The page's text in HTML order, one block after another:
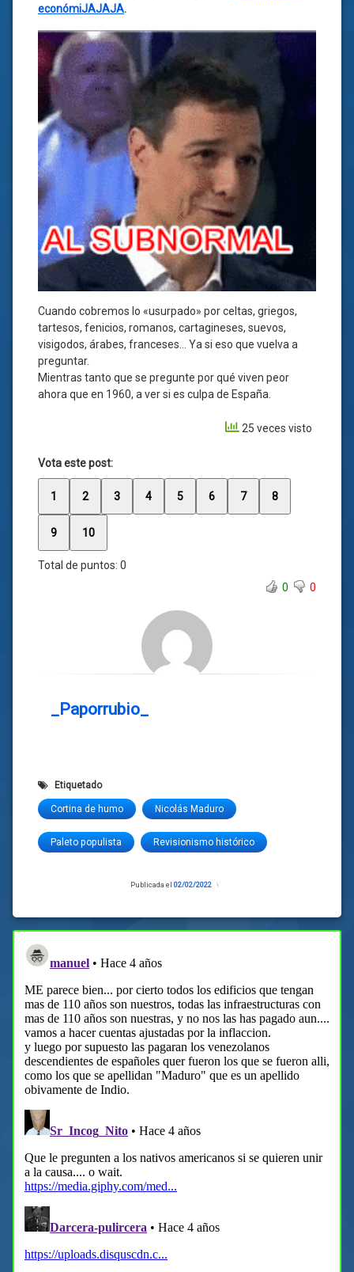
económiJAJAJA.
Cuando cobremos lo «usurpado» por celtas, griegos,
tartesos, fenicios, romanos, cartagineses, suevos,
visigodos, árabes, franceses… Ya si eso que vuelva a
preguntar.
Mientras tanto que se pregunte por qué viven peor
ahora que en 1960, a ver si es culpa de España.
25 veces visto
Vota este post:
1 2 3 4 5 6 7 8
9 10
Total de puntos: 0
0
0
_Paporrubio_
Etiquetado
Cortina de humo Nicolás Maduro
Paleto populista Revisionismo histórico
Publicada el 02/02/2022